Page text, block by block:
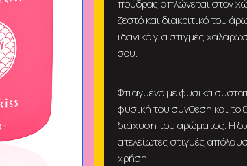
πούδρας απλώνεται στον
ζεστό και διακριτικό του
ιδανικό για στιγμές
σου.
Φτιαγμένο με φυσικά
φυσική του σύνθεση και το
διάχυση του αρώματος. Η
ατελείωτες στιγμές
χρήση.